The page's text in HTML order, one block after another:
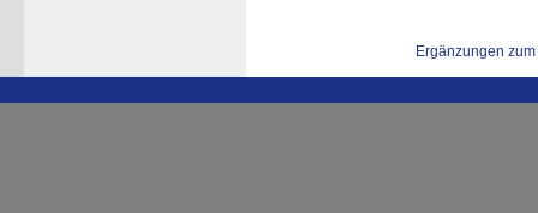
Ergänzungen